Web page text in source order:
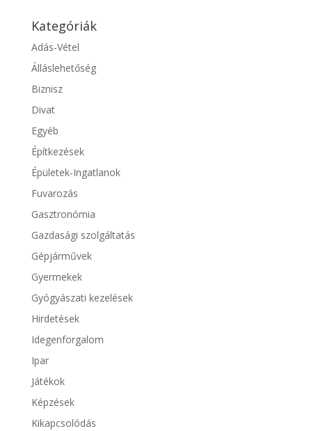
Kategóriák
Adás-Vétel
Álláslehetőség
Biznisz
Divat
Egyéb
Építkezések
Épületek-Ingatlanok
Fuvarozás
Gasztronómia
Gazdasági szolgáltatás
Gépjárművek
Gyermekek
Gyógyászati kezelések
Hirdetések
Idegenforgalom
Ipar
Játékok
Képzések
Kikapcsolódás